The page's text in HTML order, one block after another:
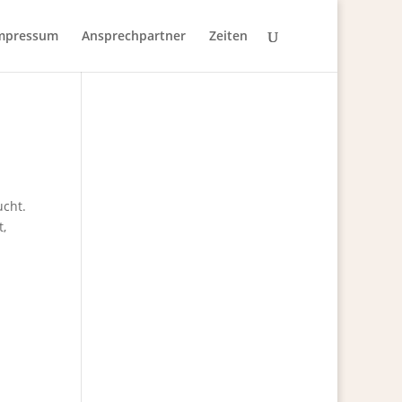
Ansprechpartner Zeiten